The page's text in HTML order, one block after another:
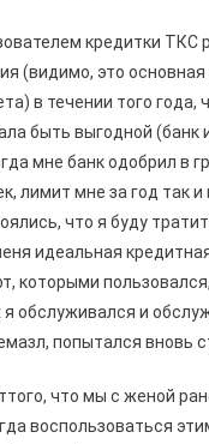
кредитки ТКС
(видимо, это
в течении того
быть выгодной
мне банк одобрил в
лимит мне за год так
что я буду
идеальная
которыми
я обслуживался и
попытался вновь
что мы с женой
воспользоваться